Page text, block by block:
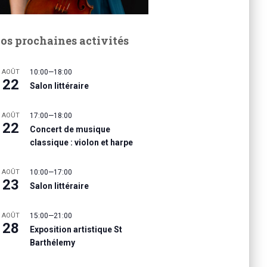
prochaines activités
AOÛT
22
10:00—18:00
Salon littéraire
AOÛT
22
17:00—18:00
Concert de musique
classique : violon et harpe
AOÛT
23
10:00—17:00
Salon littéraire
AOÛT
28
15:00—21:00
Exposition artistique St
Barthélemy